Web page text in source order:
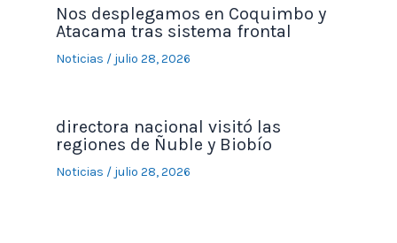
Nos desplegamos en Coquimbo y
Atacama tras sistema frontal
Noticias / julio 28, 2026
directora nacional visitó las
regiones de Ñuble y Biobío
Noticias / julio 28, 2026